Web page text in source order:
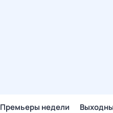
Премьеры недели